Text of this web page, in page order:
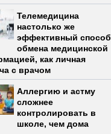
Телемедицина
настолько же
эффективный способ
обмена медицинской
как личная
с врачом
Аллергию и астму
сложнее
контролировать в
школе, чем дома